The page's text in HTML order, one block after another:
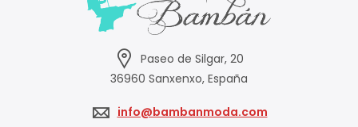
Paseo de Silgar, 20
36960 Sanxenxo, España
info@bambanmoda.com